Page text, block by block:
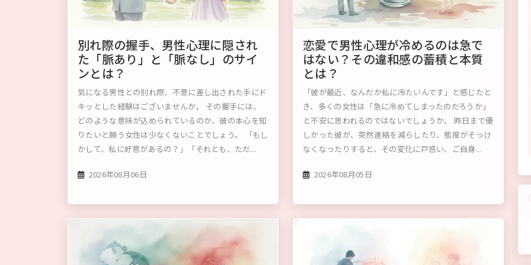
別れ際の握手、男性心理に隠され
た「脈あり」と「脈なし」のサイ
ンとは？
気になる男性との別れ際、不意に差し出された手にド
キッとした経験はございませんか。 その握手には、
どのような意味が込められているのか、彼の本心を知
りたいと願う女性は少なくないことでしょう。 「もし
かして、私に好意があるの？」「それとも、ただ...
2026年08月06日
恋愛で男性心理が冷めるのは急で
はない？その違和感の蓄積と本質
とは？
「彼が最近、なんだか私に冷たいんです」と感じたと
き、多くの女性は「急に冷めてしまったのだろうか」
と不安に思われるのではないでしょうか。 昨日まで優
しかった彼が、突然連絡を減らしたり、態度がそっけ
なくなったりすると、その変化に戸惑い、ご自身...
2026年08月05日